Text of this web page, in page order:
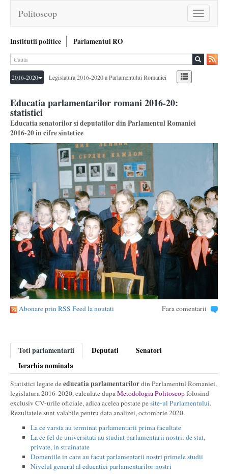
Toggle
navigation
Politoscop
Institutii politice Parlamentul RO
2016-2020 Legislatura 2016-2020 a Parlamentului Romaniei
Educatia parlamentarilor romani 2016-20:
statistici
Educatia senatorilor si deputatilor din Parlamentul Romaniei
2016-20 in cifre sintetice
Abonare prin RSS Feed la noutati Fara comentarii
Toti parlamentarii Deputati
Senatori
Ierarhia nominala
Statistici legate deeducatia parlamentarilordin Parlamentul Romaniei,
legislatura 2016-2020, calculate dupaMetodologia Politoscopfolosind
exclusiv CV-urile oficiale, adica acelea postate pesite-ul Parlamentului.
Rezultatele sunt valabile pentru data analizei, octombrie 2020.
La ce varsta au terminat parlamentarii prima facultate
La ce fel de universitati au studiat parlamentarii nostri: de stat,
private, in strainatate
Domeniile in care au facut parlamentarii nostri primele studii
Nivelul general al educatiei parlamentarilor nostri